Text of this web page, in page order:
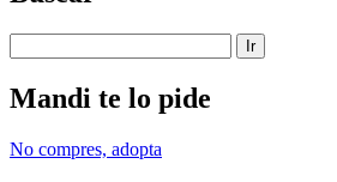
Mandi te lo pide
No compres, adopta